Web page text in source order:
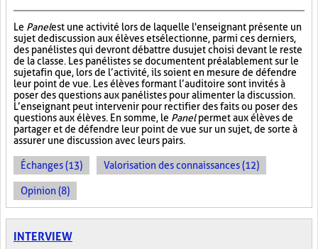
Le Panelest une activité lors de laquelle l'enseignant présente un
sujet de discussion aux élèves et sélectionne, parmi ces derniers,
des panélistes qui devront débattre du sujet choisi devant le reste
de la classe. Les panélistes se documentent préalablement sur le
sujet afin que, lors de l’activité, ils soient en mesure de défendre
leur point de vue. Les élèves formant l’auditoire sont invités à
poser des questions aux panélistes pour alimenter la discussion.
L’enseignant peut intervenir pour rectifier des faits ou poser des
questions aux élèves. En somme, le Panelpermet aux élèves de
partager et de défendre leur point de vue sur un sujet, de sorte à
assurer une discussion avec leurs pairs.
Échanges (13) Valorisation des connaissances (12)
Opinion (8)
INTERVIEW